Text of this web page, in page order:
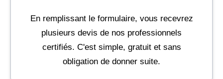
En remplissant le formulaire, vous recevrez
plusieurs devis de nos professionnels
certifiés. C'est simple, gratuit et sans
obligation de donner suite.